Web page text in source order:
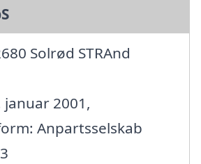
Solrød STRAnd
2001,
Anpartsselskab